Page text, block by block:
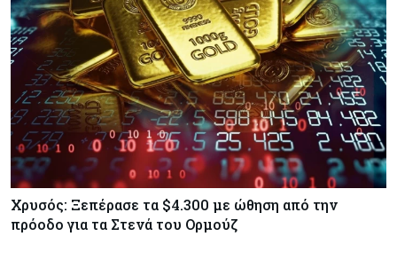
Χρυσός: Ξεπέρασε τα $4.300 με ώθηση από την
πρόοδο για τα Στενά του Ορμούζ